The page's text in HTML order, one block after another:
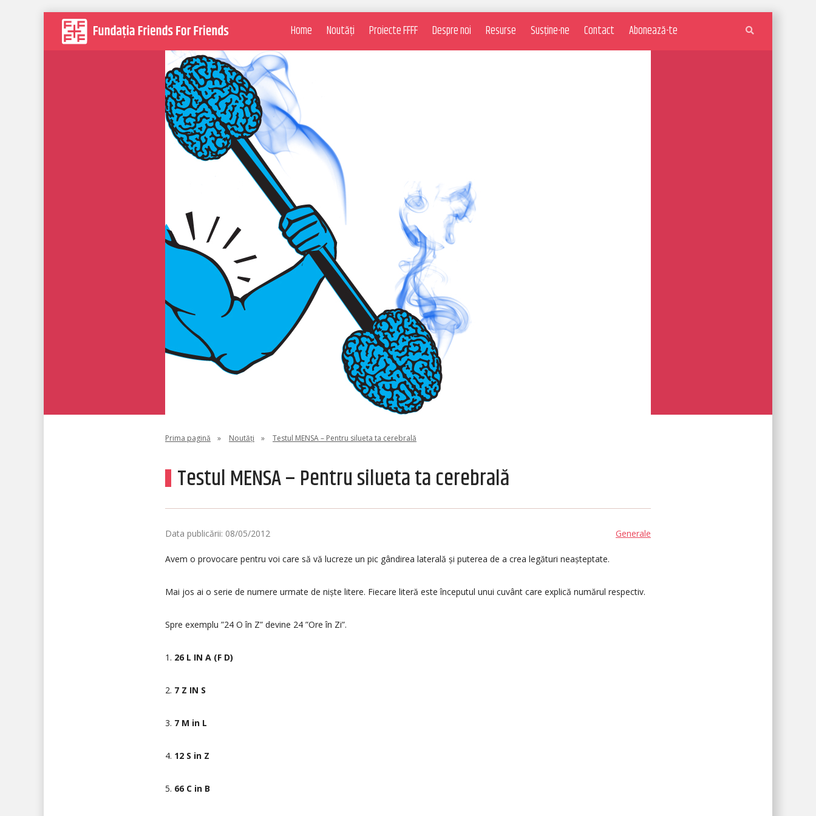
Home Noutăți Proiecte FFFF Despre noi Resurse Susține-ne Contact Abonează-te
Prima pagină » Noutăți » Testul MENSA – Pentru silueta ta cerebrală
Testul MENSA – Pentru silueta ta cerebrală
Data publicării: 08/05/2012 Generale
Avem o provocare pentru voi care să vă lucreze un pic gândirea laterală și puterea de a crea legături neașteptate.
Mai jos ai o serie de numere urmate de niște litere. Fiecare literă este începutul unui cuvânt care explică numărul respectiv.
Spre exemplu ”24 O în Z” devine 24 ”Ore în Zi”.
1. 26 L IN A (F D)
2. 7 Z IN S
3. 7 M in L
4. 12 S in Z
5. 66 C in B